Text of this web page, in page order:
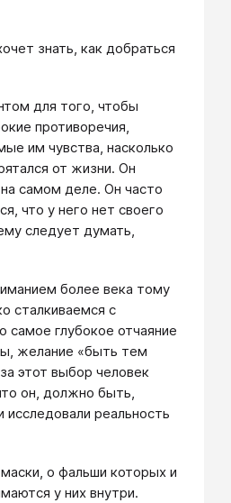
знать, как добраться
для того, чтобы
противоречия,
им чувства, насколько
от жизни. Он
самом деле. Он часто
что у него нет своего
следует думать,
более века тому
сталкиваемся с
глубокое отчаяние
желание «быть тем
этот выбор человек
он, должно быть,
исследовали реальность
о фальши которых и
у них внутри.